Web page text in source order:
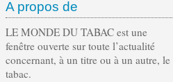
A propos de
LE MONDE DU TABAC est une
fenêtre ouverte sur toute l’actualité
concernant, à un titre ou à un autre, le
tabac.